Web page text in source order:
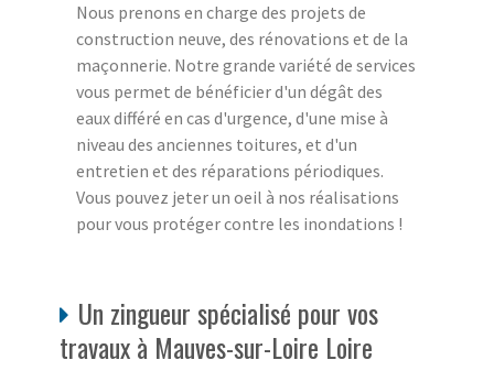
Nous prenons en charge des projets de
construction neuve, des rénovations et de la
maçonnerie. Notre grande variété de services
vous permet de bénéficier d'un dégât des
eaux différé en cas d'urgence, d'une mise à
niveau des anciennes toitures, et d'un
entretien et des réparations périodiques.
Vous pouvez jeter un oeil à nos réalisations
pour vous protéger contre les inondations !
Un zingueur spécialisé pour vos
travaux à Mauves-sur-Loire Loire